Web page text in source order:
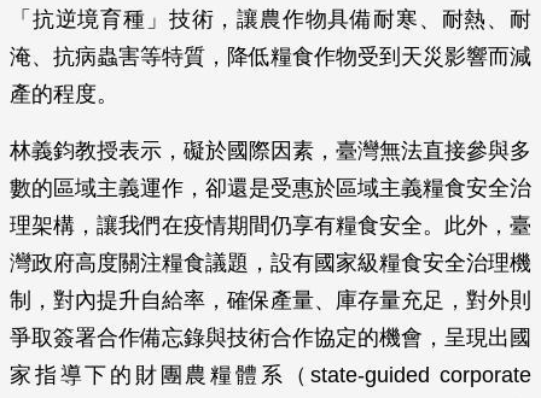
「抗逆境育種」技術，讓農作物具備耐寒、耐熱、耐
淹、抗病蟲害等特質，降低糧食作物受到天災影響而減
產的程度。
林義鈞教授表示，礙於國際因素，臺灣無法直接參與多
數的區域主義運作，卻還是受惠於區域主義糧食安全治
理架構，讓我們在疫情期間仍享有糧食安全。此外，臺
灣政府高度關注糧食議題，設有國家級糧食安全治理機
制，對內提升自給率，確保產量、庫存量充足，對外則
爭取簽署合作備忘錄與技術合作協定的機會，呈現出國
家指導下的財團農糧體系（state-guided corporate